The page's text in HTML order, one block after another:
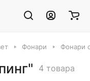
Фонари Фонари
4 товара